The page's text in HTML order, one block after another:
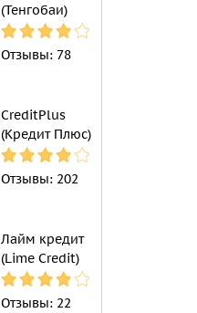
(Тенгобаи)
Отзывы: 78
CreditPlus
(Кредит Плюс)
Отзывы: 202
Лайм кредит
(Lime Credit)
Отзывы: 22